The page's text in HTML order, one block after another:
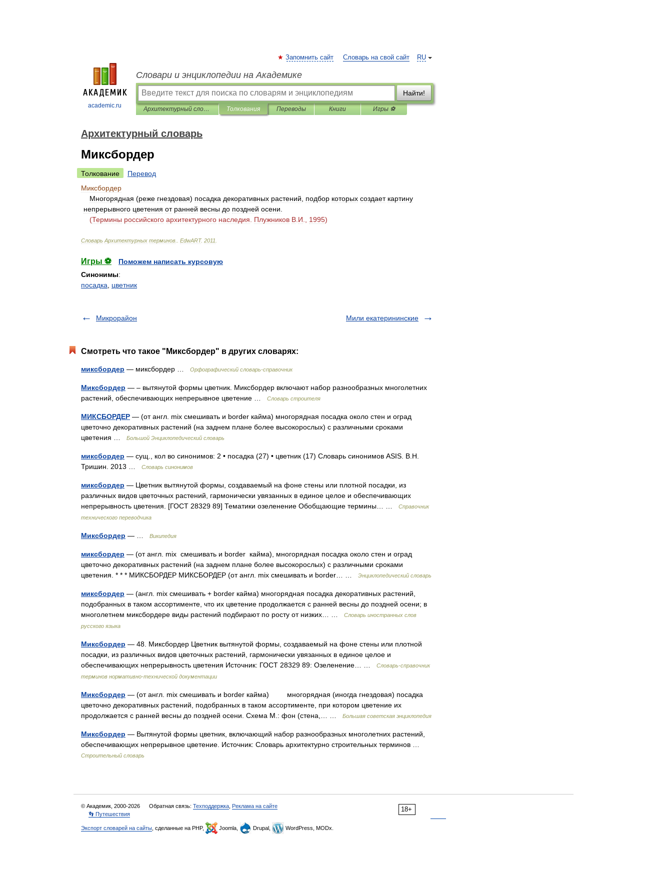
academic.ru
RU
Запомнить сайт Словарь на свой сайт
Словари и энциклопедии на Академике
Найти!
Архитектурный словарь Толкования Переводы Книги Игры ⚽
Архитектурный словарь
Миксбордер
Толкование
Перевод
Миксбордер
Многорядная (реже гнездовая) посадка декоративных растений подбор которых создает картину
непрерывного цветения от ранней весны до поздней осени
(Термины российского архитектурного наследия Плужников В И 1995)
Словарь Архитектурных терминов EdwART. 2011
Игры ⚽
Поможем написать курсовую
Синонимы:
посадка
цветник
Микрорайон Мили екатерининские
Смотреть что такое "Миксбордер" в других словарях:
миксбордер — миксбордер … Орфографический словарь-справочник
Миксбордер — – вытянутой формы цветник. Миксбордер включают набор разнообразных многолетних
растений, обеспечивающих непрерывное цветение …
Словарь строителя
МИКСБОРДЕР — (от англ. mix смешивать и border кайма) многорядная посадка около стен и оград
цветочно декоративных растений (на заднем плане более высокорослых) с различными сроками
цветения …
Большой Энциклопедический словарь
миксбордер — сущ., кол во синонимов: 2 • посадка (27) • цветник (17) Словарь синонимов ASIS. В.Н.
Тришин. 2013 …
Словарь синонимов
миксбордер — Цветник вытянутой формы, создаваемый на фоне стены или плотной посадки, из
различных видов цветочных растений, гармонически увязанных в единое целое и обеспечивающих
непрерывность цветения. [ГОСТ 28329 89] Тематики озеленение Обобщающие термины… …
Справочник
технического переводчика
Миксбордер — … Википедия
миксбордер — (от англ. mix смешивать и border кайма), многорядная посадка около стен и оград
цветочно декоративных растений (на заднем плане более высокорослых) с различными сроками
цветения. * * * МИКСБОРДЕР МИКСБОРДЕР (от англ. mix смешивать и border… …
Энциклопедический словарь
миксбордер — (англ. mix смешивать + border кайма) многорядная посадка декоративных растений,
подобранных в таком ассортименте, что их цветение продолжается с ранней весны до поздней осени; в
многолетнем миксбордере виды растений подбирают по росту от низких… …
Словарь иностранных слов
русского языка
Миксбордер — 48. Миксбордер Цветник вытянутой формы, создаваемый на фоне стены или плотной
посадки, из различных видов цветочных растений, гармонически увязанных в единое целое и
обеспечивающих непрерывность цветения Источник: ГОСТ 28329 89: Озеленение… …
Словарь-справочник
терминов нормативно-технической документации
Миксбордер — (от англ. mix смешивать и border кайма) многорядная (иногда гнездовая) посадка
цветочно декоративных растений, подобранных в таком ассортименте, при котором цветение их
продолжается с ранней весны до поздней осени. Схема М.: фон (стена,… …
Большая советская энциклопедия
Миксбордер — Вытянутой формы цветник, включающий набор разнообразных многолетних растений,
обеспечивающих непрерывное цветение. Источник: Словарь архитектурно строительных терминов …
Строительный словарь
18+
© Академик, 2000-2026 Обратная связь: Техподдержка Реклама на сайте
👣 Путешествия
Экспорт словарей на сайты , сделанные на PHP, Joomla, Drupal, WordPress, MODx.